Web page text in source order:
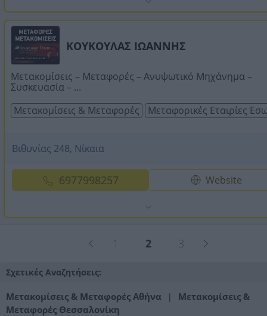
ΚΟΥΚΟΥΛΑΣ ΙΩΑΝΝΗΣ
Μετακομίσεις – Μεταφορές – Ανυψωτικό Μηχάνημα –
Συσκευασία – ...
Μετακομίσεις & Μεταφορές
Μεταφορικές Εταιρίες
Βιθυνίας 248, Νίκαια
6977998257 Website
1 2 3
Σχετικές Αναζητήσεις:
Μετακομίσεις & Μεταφορές Αθήνα |
Μετακομίσεις &
Μεταφορές Θεσσαλονίκη